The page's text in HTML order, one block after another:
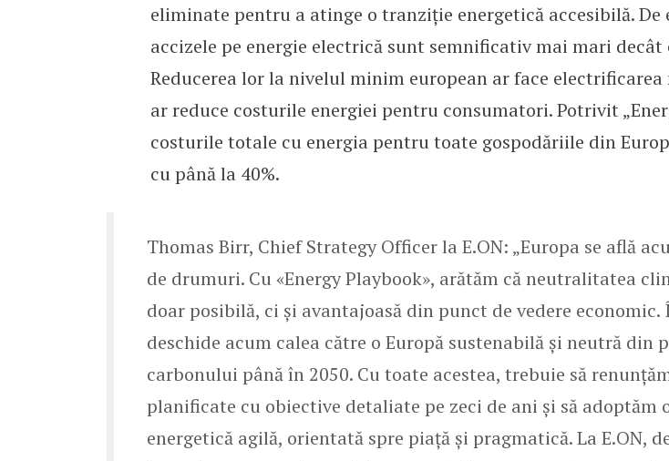
eliminate pentru a atinge o tranziție energetică accesibilă. De
accizele pe energie electrică sunt semnificativ mai mari decât
Reducerea lor la nivelul minim european ar face
ar reduce costurile energiei pentru consumatori. Potrivit
costurile totale cu energia pentru toate gospodăriile din
cu până la 40%.
Thomas Birr, Chief Strategy Officer la E.ON: „Europa se află
de drumuri. Cu «Energy Playbook», arătăm că neutralitatea
doar posibilă, ci și avantajoasă din punct de vedere
deschide acum calea către o Europă sustenabilă și neutră din
carbonului până în 2050. Cu toate acestea, trebuie să
planificate cu obiective detaliate pe zeci de ani și să adoptăm
energetică agilă, orientată spre piață și pragmatică. La E.ON,